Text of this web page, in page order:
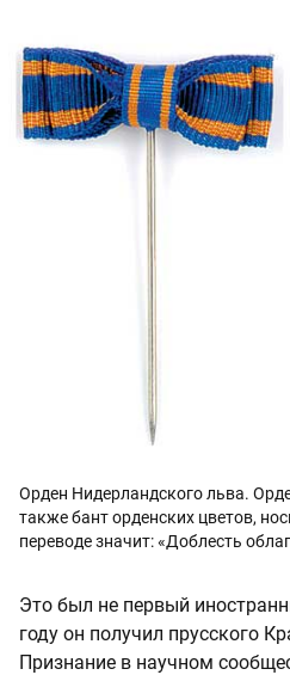
Орден Нидерландского льва.
также бант орденских цветов,
переводе значит: «Доблесть
Это был не первый
году он получил прусского
Признание в научном